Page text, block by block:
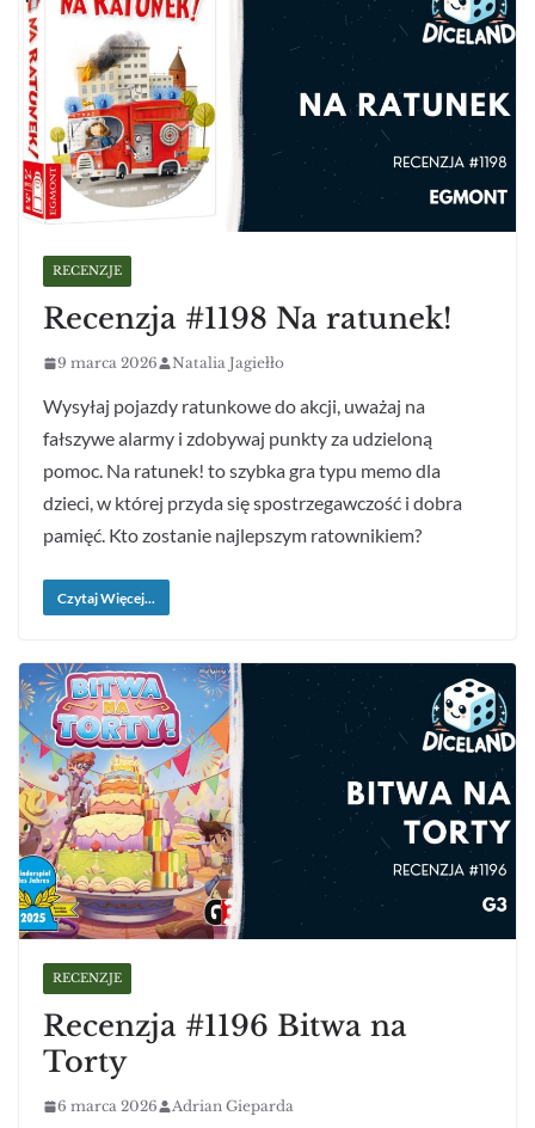
RECENZJE
Recenzja #1198 Na ratunek!
9 marca 2026 Natalia Jagiełło
Wysyłaj pojazdy ratunkowe do akcji, uważaj na
fałszywe alarmy i zdobywaj punkty za udzieloną
pomoc. Na ratunek! to szybka gra typu memo dla
dzieci, w której przyda się spostrzegawczość i dobra
pamięć. Kto zostanie najlepszym ratownikiem?
Czytaj Więcej...
RECENZJE
Recenzja #1196 Bitwa na
Torty
6 marca 2026 Adrian Gieparda